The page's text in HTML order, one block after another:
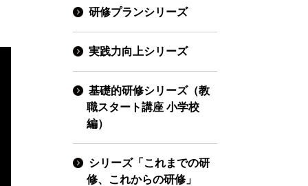
研修プランシリーズ
実践力向上シリーズ
基礎的研修シリーズ（教
職スタート講座 小学校
編）
シリーズ「これまでの研
修、これからの研修」